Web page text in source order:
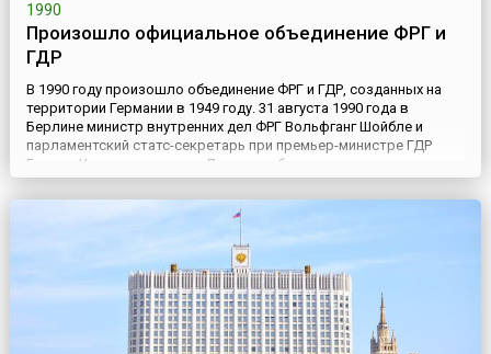
1990
Произошло официальное объединение ФРГ и
ГДР
В 1990 году произошло объединение ФРГ и ГДР, созданных на
территории Германии в 1949 году. 31 августа 1990 года в
Берлине министр внутренних дел ФРГ Вольфганг Шойбле и
парламентский статс-секретарь при премьер-министре ГДР
Гюнтер Краузе подписали Договор об установлении
германского единства между Федеративной Республикой
Германией и Германской Демократической Республикой
(Договор об объединени...